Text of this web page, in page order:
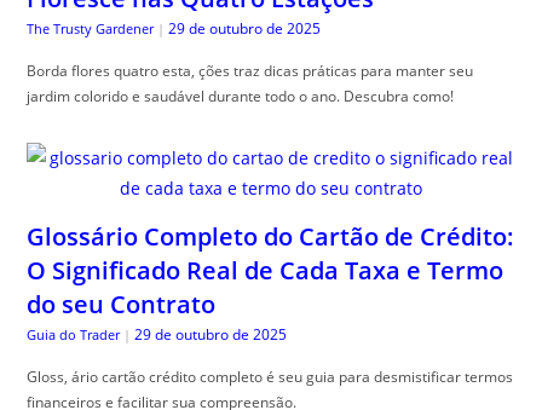
The Trusty Gardener | 29 de outubro de 2025
Borda flores quatro esta, ções traz dicas práticas para manter seu
jardim colorido e saudável durante todo o ano. Descubra como!
Glossário Completo do Cartão de Crédito:
O Significado Real de Cada Taxa e Termo
do seu Contrato
Guia do Trader | 29 de outubro de 2025
Gloss, ário cartão crédito completo é seu guia para desmistificar termos
financeiros e facilitar sua compreensão.